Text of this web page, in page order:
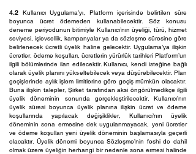
4.2 Kullanıcı Uygulama’yı, Platform içerisinde belirtilen süre
boyunca ücret ödemeden kullanabilecektir. Söz konusu
deneme periyodunun bitimiyle Kullanıcı’nın üyeliği, türü, hizmet
seviyesi, işlevsellik, kampanyalar ya da sözleşme süresine göre
belirlenecek ücretli üyelik haline gelecektir. Uygulama’ya ilişkin
ücretler, ödeme koşulları, ücretlerin yürürlük tarihleri Platform’un
ilgili bölümlerinde ilan edilecektir. Kullanıcı, kendi isteğine bağlı
olarak üyelik planını yükseltebilecek veya düşürebilecektir. Plan
geçişlerinde aylık işlem limitlerine göre geçiş mümkün olacaktır.
Buna ilişkin talepler, Şirket tarafından aksi öngörülmedikçe ilgili
üyelik döneminin sonunda gerçekleştirilecektir. Kullanıcı’nın
üyelik süresi boyunca üyelik planına ilişkin ücret ve ödeme
koşullarında yapılacak değişiklikler, Kullanıcı’nın üyelik
döneminin sona ermesine dek uygulanmayacak, yeni ücretler
ve ödeme koşulları yeni üyelik döneminin başlamasıyla geçerli
olacaktır. Üyelik dönemi boyunca Sözleşme’nin feshi de dahil
olmak üzere üyeliğin herhangi bir nedenle sona ermesi halinde